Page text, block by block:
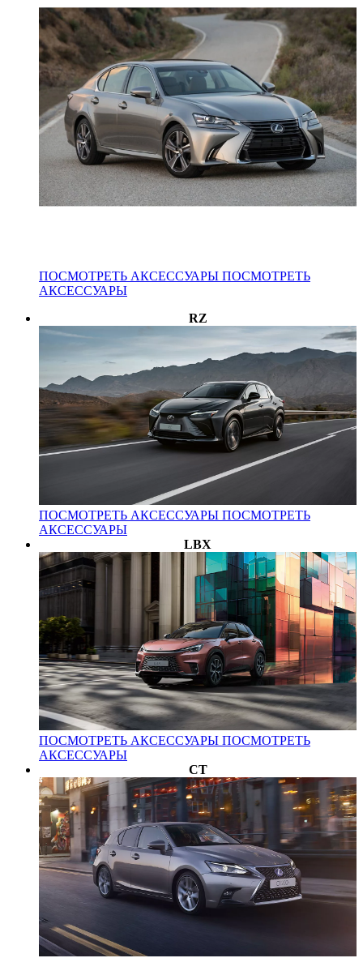
ПОСМОТРЕТЬ АКСЕССУАРЫ ПОСМОТРЕТЬ
АКСЕССУАРЫ
RZ
ПОСМОТРЕТЬ АКСЕССУАРЫ ПОСМОТРЕТЬ
АКСЕССУАРЫ
LBX
ПОСМОТРЕТЬ АКСЕССУАРЫ ПОСМОТРЕТЬ
АКСЕССУАРЫ
CT